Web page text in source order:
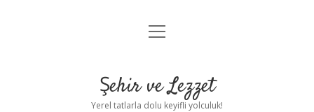
Anasayfa
Yasal Uyarı
menüyü
Şehir ve Lezzet
Yerel tatlarla dolu keyifli yolculuk!